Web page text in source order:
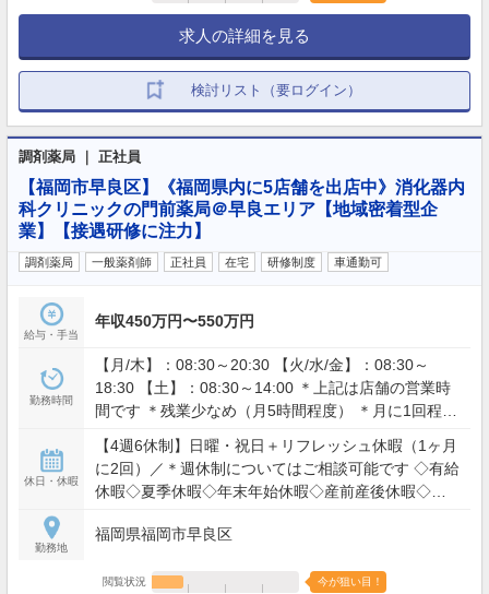
求人の詳細を見る
検討リスト（要ログイン）
調剤薬局 ｜ 正社員
【福岡市早良区】《福岡県内に5店舗を出店中》消化器内
科クリニックの門前薬局＠早良エリア【地域密着型企
業】【接遇研修に注力】
調剤薬局 一般薬剤師 正社員 在宅 研修制度 車通勤可
給与・手当
年収450万円〜550万円
勤務時間
【月/木】：08:30～20:30 【火/水/金】：08:30～
18:30 【土】：08:30～14:00 ＊上記は店舗の営業時
間です ＊残業少なめ（月5時間程度） ＊月に1回程度
合わせください）
休日・休暇
【4週6休制】日曜・祝日＋リフレッシュ休暇（1ヶ月
に2回）／＊週休制についてはご相談可能です ◇有給
休暇◇夏季休暇◇年末年始休暇◇産前産後休暇◇育
勤務地
福岡県福岡市早良区
閲覧状況 今が狙い目！